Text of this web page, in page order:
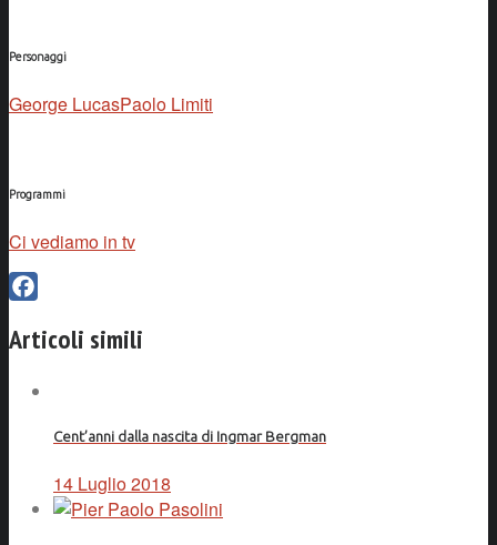
Personaggi
George LucasPaolo Limiti
Programmi
Ci vediamo in tv
Articoli simili
Cent’anni dalla nascita di Ingmar Bergman
14 Luglio 2018